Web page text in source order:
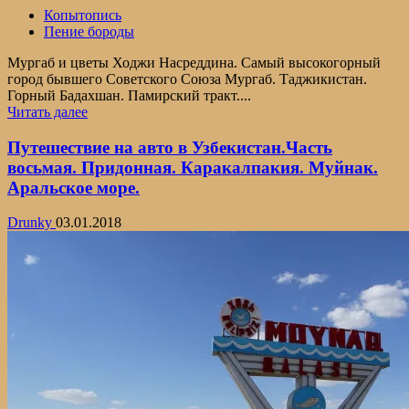
Копытопись
Пение бороды
Мургаб и цветы Ходжи Насреддина. Самый высокогорный
город бывшего Советского Союза Мургаб. Таджикистан.
Горный Бадахшан. Памирский тракт....
Читать далееПрочитать
о
Мургаб.
Памирский
тракт.
высокогорный
Путешествие на авто в Узбекистан.Часть
восьмая. Придонная. Каракалпакия. Муйнак.
Аральское море.
Drunky 03.01.2018